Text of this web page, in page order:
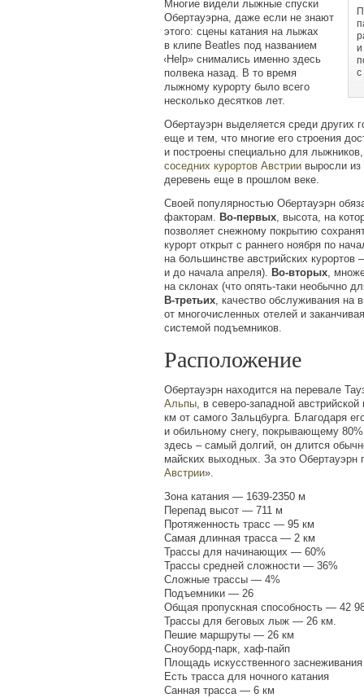
и
Многие видели лыжные спуски
Обертауэрна, даже если не знают
этого: сцены катания на лыжах
в клипе Beatles под названием
«Help» снимались именно здесь
полвека назад. В то время
лыжному курорту было всего
несколько десятков лет.
Обертауэрн выделяется среди других
еще и тем, что многие его строения
и построены специально для
соседних курортов Австрии выросли
деревень еще в прошлом веке.
Своей популярностью Обертауэрн
факторам. Во-первых, высота, на
позволяет снежному покрытию
курорт открыт с раннего ноября по
на большинстве австрийских
и до начала апреля). Во-вторых,
на склонах (что опять-таки необычно
В-третьих, качество обслуживания на
от многочисленных отелей и
системой подъемников.
Расположение
Обертауэрн находится на перевале
Альпы, в северо-западной
км от самого Зальцбурга. Благодаря
и обильному снегу, покрывающему
здесь – самый долгий, он длится
майских выходных. За это Обертауэрн
Австрии».
Зона катания — 1639-2350 м
Перепад высот — 711 м
Протяженность трасс — 95 км
Самая длинная трасса — 2 км
Трассы для начинающих — 60%
Трассы средней сложности — 36%
Сложные трассы — 4%
Подъемники — 26
Общая пропускная способность — 42
Трассы для беговых лыж — 26 км.
Пешие маршруты — 26 км
Сноуборд-парк, хаф-пайп
Площадь искусственного
Есть трасса для ночного катания
Санная трасса — 6 км